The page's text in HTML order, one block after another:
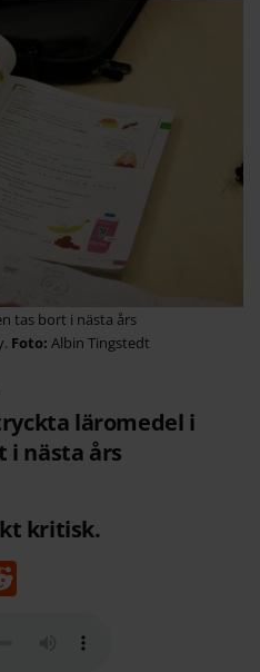
tas bort i nästa års
Albin Tingstedt
läromedel i
i nästa års
kritisk.